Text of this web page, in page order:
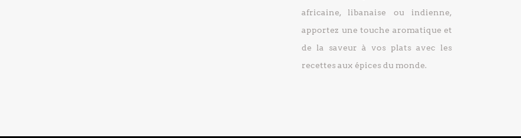
africaine, libanaise ou indienne,
apportez une touche aromatique et
de la saveur à vos plats avec les
recettes aux épices du monde.